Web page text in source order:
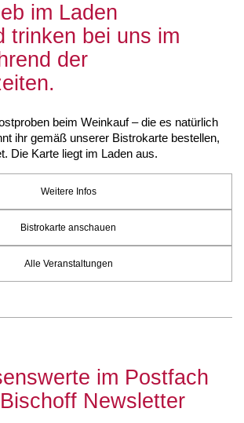
im Laden
trinken bei uns im
der
beim Weinkauf – die es natürlich
ihr gemäß unserer Bistrokarte bestellen,
Die Karte liegt im Laden aus.
Weitere Infos
Bistrokarte anschauen
Alle Veranstaltungen
im Postfach
Newsletter